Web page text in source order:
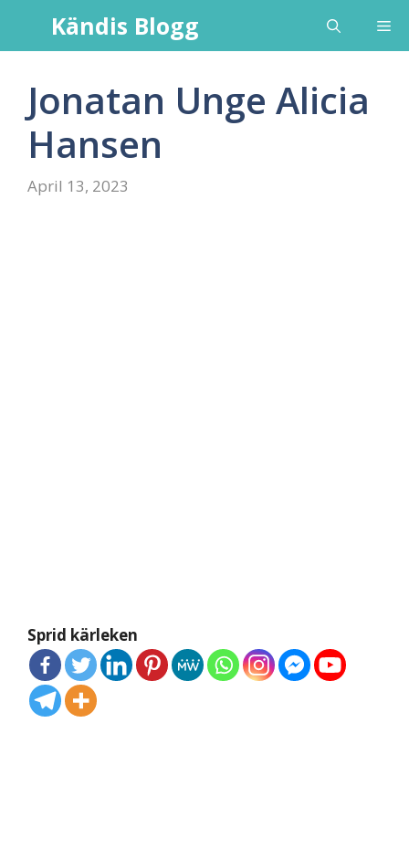
content
Kändis Blogg
Jonatan Unge Alicia
Hansen
April 13, 2023
Sprid kärleken